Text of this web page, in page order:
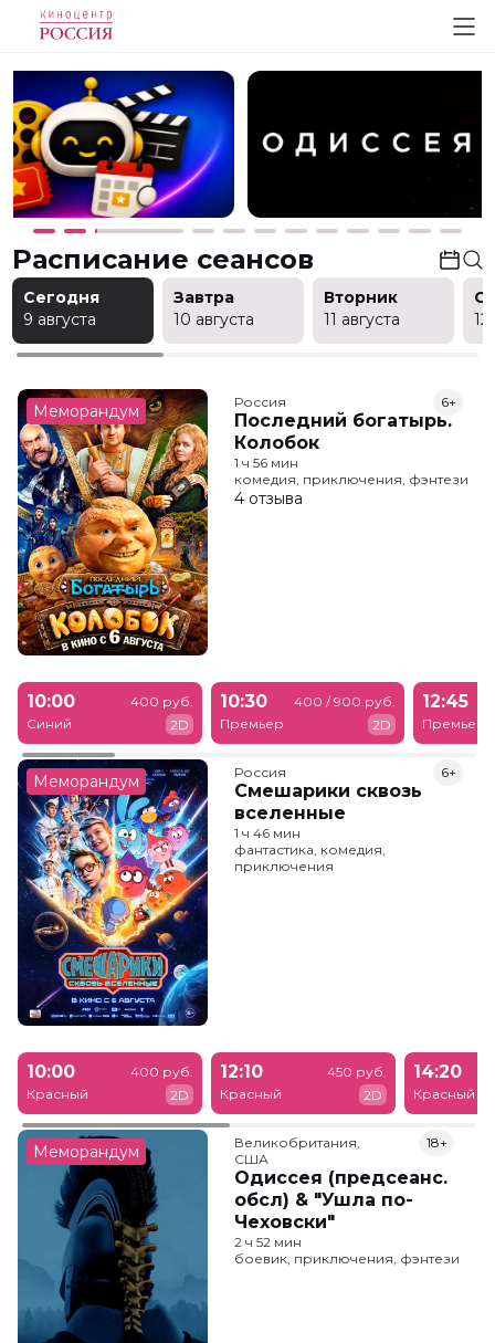
Расписание сеансов
Сегодня
9 августа
Завтра
10 августа
Вторник
11 августа
12
Меморандум Россия
Последний богатырь.
Колобок
6+
1 ч 56 мин
комедия, приключения, фэнтези
4 отзыва
10:00
Синий
400 руб.
2D
10:30
Премьер
400 / 900 руб.
2D
12:45
Премьер
Меморандум Россия
Смешарики сквозь
вселенные
6+
1 ч 46 мин
фантастика, комедия,
приключения
10:00
Красный
400 руб.
2D
12:10
Красный
450 руб.
2D
14:20
Красный
Меморандум
Великобритания,
США
Одиссея (предсеанс.
обсл) & "Ушла по-
Чеховски"
18+
2 ч 52 мин
боевик, приключения, фэнтези